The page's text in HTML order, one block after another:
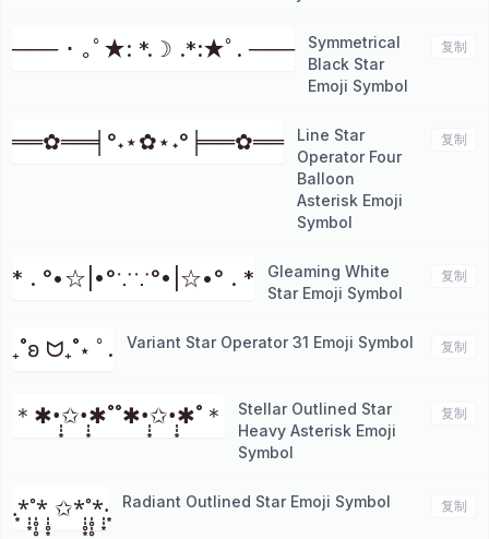
─── ･ ｡ﾟ★: *.☽ .*:★ﾟ. ───
Symmetrical
Black Star
Emoji Symbol
复制
══✿══╡°˖⋆✿⋆˖°╞══✿══
Line Star
Operator Four
Balloon
Asterisk Emoji
Symbol
复制
* . °•☆|•°∵∵°•|☆•° . *
Gleaming White
Star Emoji Symbol
复制
₊˚ʚ ᗢ₊˚⋆ ﾟ. Variant Star Operator 31 Emoji Symbol 复制
＊✱•̩̩͙✩•̩̩͙✱˚˚✱•̩̩͙✩•̩̩͙✱˚＊
Stellar Outlined Star
Heavy Asterisk Emoji
Symbol
复制
.͙*̩̩͙˚̩̥̩̥*̩̩̥͙ ✩*̩̩̥͙˚̩̥̩̥*̩̩͙‧͙ Radiant Outlined Star Emoji Symbol 复制